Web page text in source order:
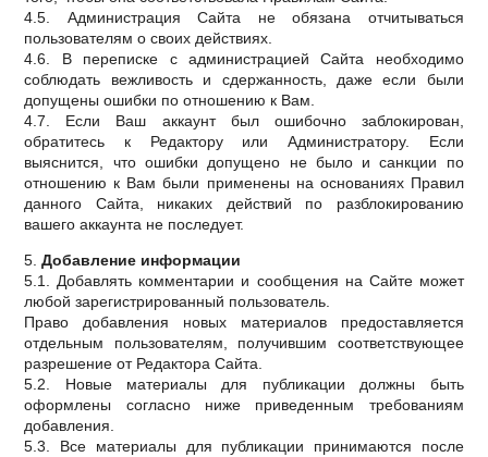
4.5. Администрация Сайта не обязана отчитываться
пользователям о своих действиях.
4.6. В переписке с администрацией Сайта необходимо
соблюдать вежливость и сдержанность, даже если были
допущены ошибки по отношению к Вам.
4.7. Если Ваш аккаунт был ошибочно заблокирован,
обратитесь к Редактору или Администратору. Если
выяснится, что ошибки допущено не было и санкции по
отношению к Вам были применены на основаниях Правил
данного Сайта, никаких действий по разблокированию
вашего аккаунта не последует.
5.Добавление информации
5.1. Добавлять комментарии и сообщения на Сайте может
любой зарегистрированный пользователь.
Право добавления новых материалов предоставляется
отдельным пользователям, получившим соответствующее
разрешение от Редактора Сайта.
5.2. Новые материалы для публикации должны быть
оформлены согласно ниже приведенным требованиям
добавления.
5.3. Все материалы для публикации принимаются после